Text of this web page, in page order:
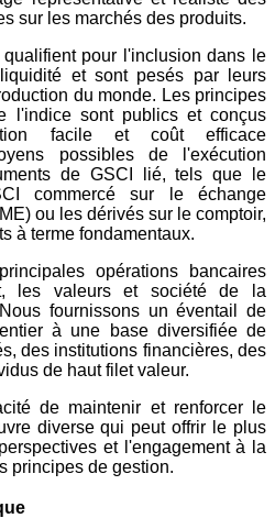
sur les marchés des produits.
qualifient pour l'inclusion dans le
et sont pesés par leurs
du monde. Les principes
l'indice sont publics et conçus
facile et coût efficace
possibles de l'exécution
de GSCI lié, tels que le
commercé sur le échange
ou les dérivés sur le comptoir,
à terme fondamentaux.
opérations bancaires
les valeurs et société de la
fournissons un éventail de
à une base diversifiée de
des institutions financières, des
de haut filet valeur.
de maintenir et renforcer le
diverse qui peut offrir le plus
et l'engagement à la
principes de gestion.